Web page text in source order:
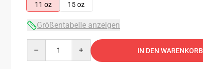
11 oz
15 oz
Größentabelle anzeigen
IN DEN WARENKORB